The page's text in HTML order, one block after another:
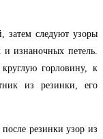
затем следуют узоры
изнаночных петель.
горловину, к
из резинки, его
резинки узор из